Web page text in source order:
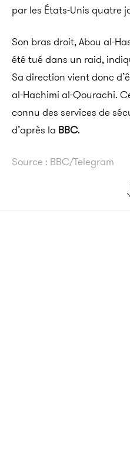
par les États-Unis quatre
Son bras droit, Abou al-
été tué dans un raid,
Sa direction vient donc
al-Hachimi al-Qourachi.
connu des services de
d’après la BBC.
Source : BBC/Telegram